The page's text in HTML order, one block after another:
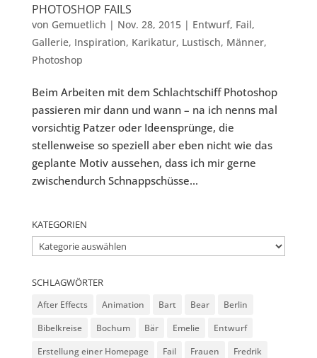
PHOTOSHOP FAILS
von Gemuetlich | Nov. 28, 2015| Entwurf, Fail,
Gallerie, Inspiration, Karikatur, Lustisch, Männer,
Photoshop
Beim Arbeiten mit dem Schlachtschiff Photoshop
passieren mir dann und wann – na ich nenns mal
vorsichtig Patzer oder Ideensprünge, die
stellenweise so speziell aber eben nicht wie das
geplante Motiv aussehen, dass ich mir gerne
zwischendurch Schnappschüsse...
KATEGORIEN
Kategorien
SCHLAGWÖRTER
After Effects Animation Bart Bear
Berlin
Bibelkreise
Bochum Bär Emelie
Entwurf
Erstellung einer Homepage
Fail Frauen
Fredrik